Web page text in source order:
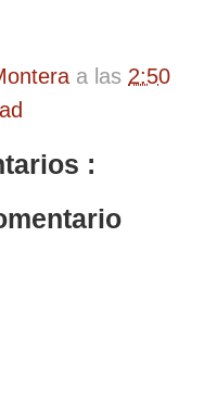
a las 2:50
: